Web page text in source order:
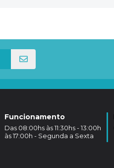
Funcionamento
Das 08:00hs às 11:30hs - 13:00h
às 17:00h - Segunda a Sexta